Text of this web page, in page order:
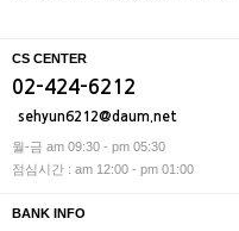
CS CENTER
02-424-6212
sehyun6212@daum.net
월-금 am 09:30 - pm 05:30
점심시간 : am 12:00 - pm 01:00
BANK INFO